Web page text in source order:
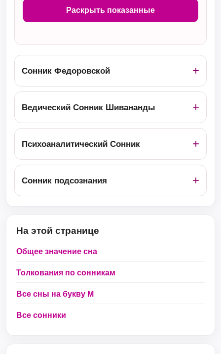
Раскрыть показанные
Сонник Федоровской
Ведический Сонник Шивананды
Психоаналитический Сонник
Сонник подсознания
На этой странице
Общее значение сна
Толкования по сонникам
Все сны на букву М
Все сонники